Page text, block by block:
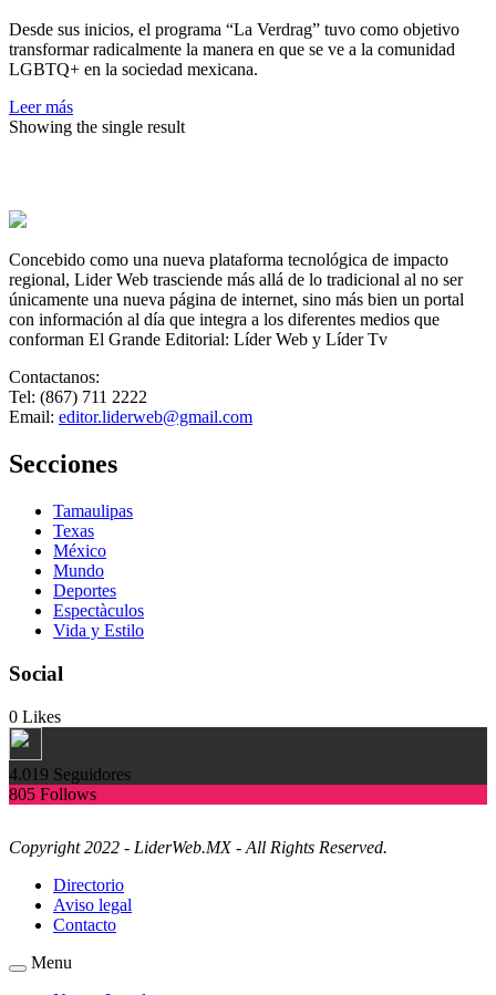
LGBTQ+
en
Desde sus inicios, el programa “La Verdrag” tuvo como objetivo
transformar radicalmente la manera en que se ve a la comunidad
LGBTQ+ en la sociedad mexicana.
Leer más
Showing the single result
Concebido como una nueva plataforma tecnológica de impacto
regional, Lider Web trasciende más allá de lo tradicional al no ser
únicamente una nueva página de internet, sino más bien un portal
con información al día que integra a los diferentes medios que
conforman El Grande Editorial: Líder Web y Líder Tv
Contactanos:
Tel: (867) 711 2222
Email: editor.liderweb@gmail.com
Secciones
Tamaulipas
Texas
México
Mundo
Deportes
Espectàculos
Vida y Estilo
Social
0 Likes
4.019 Seguidores
805 Follows
Copyright 2022 - LiderWeb.MX - All Rights Reserved.
Directorio
Aviso legal
Contacto
Menu